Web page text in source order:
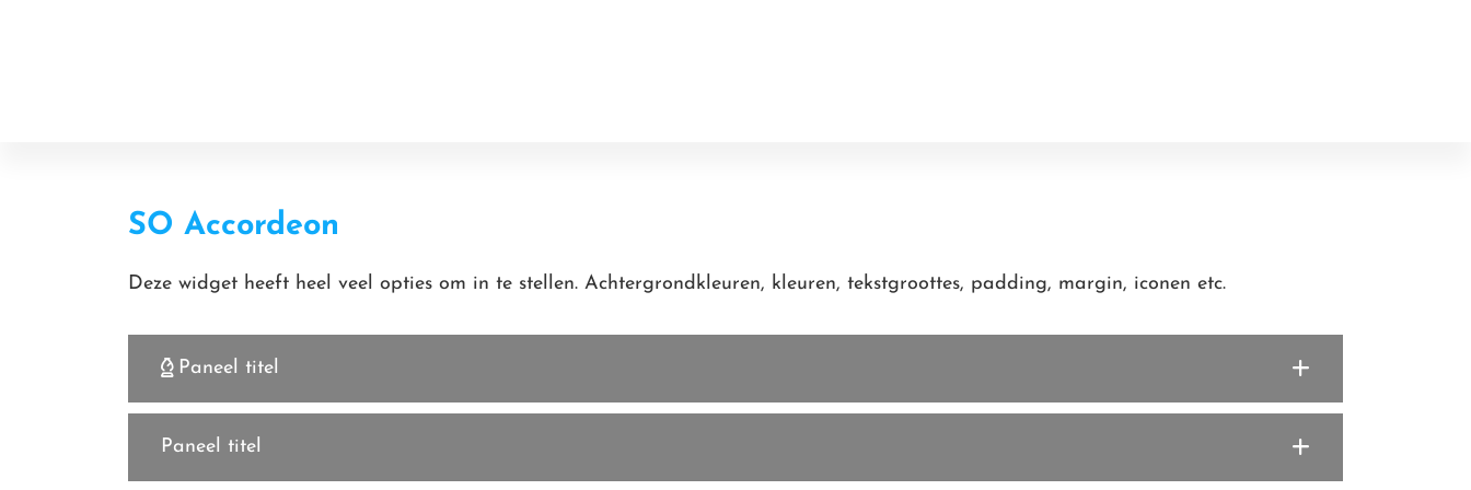
SO Accordeon
Deze widget heeft heel veel opties om in te stellen. Achtergrondkleuren, kleuren, tekstgroottes, padding, margin, iconen etc.
Paneel titel
Paneel titel